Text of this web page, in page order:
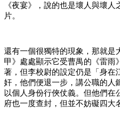
《夜宴》，說的也是壞人與壞
片。
還有一個很獨特的現象，那就是
甲》處處顯示它受曹禺的《雷雨
著，但李校尉的設定仍是「身在
奸，他們便退一步，講公職的人
以個人身份行俠仗義。但他們
府也一度查封，但並不妨礙四大